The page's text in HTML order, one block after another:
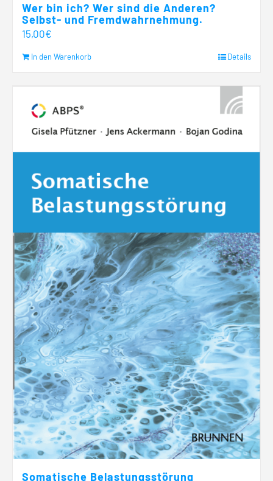
Wer bin ich? Wer sind die Anderen?
Selbst- und Fremdwahrnehmung.
15,00€
In den Warenkorb Details
Somatische Belastungsstörung